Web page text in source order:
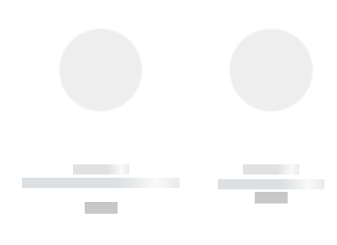
------------
----------- ----------- ----------
------------
----------- -----------